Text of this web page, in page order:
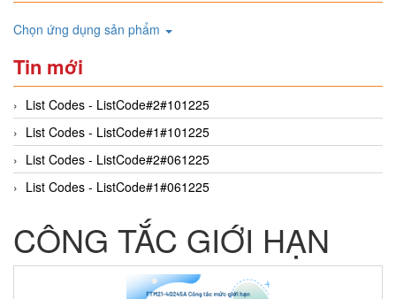
Chọn ứng dụng sản phẩm
Tin mới
List Codes - ListCode#2#101225
List Codes - ListCode#1#101225
List Codes - ListCode#2#061225
List Codes - ListCode#1#061225
CÔNG TẮC GIỚI HẠN